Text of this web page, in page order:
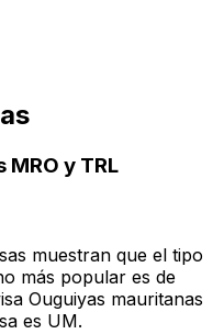
y TRL
muestran que el tipo
más popular es de
Ouguiyas mauritanas
es UM.